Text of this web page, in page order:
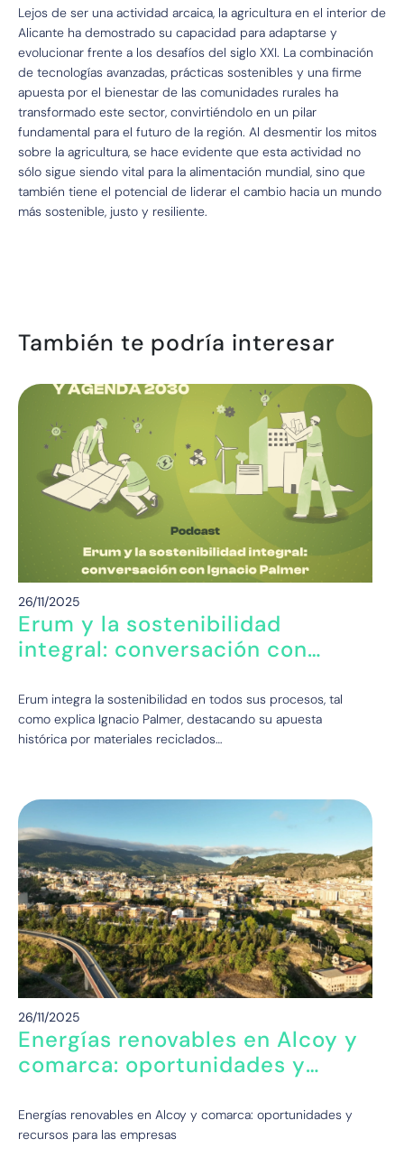
Lejos de ser una actividad arcaica, la agricultura en el interior de
Alicante ha demostrado su capacidad para adaptarse y
evolucionar frente a los desafíos del siglo XXI. La combinación
de tecnologías avanzadas, prácticas sostenibles y una firme
apuesta por el bienestar de las comunidades rurales ha
transformado este sector, convirtiéndolo en un pilar
fundamental para el futuro de la región. Al desmentir los mitos
sobre la agricultura, se hace evidente que esta actividad no
sólo sigue siendo vital para la alimentación mundial, sino que
también tiene el potencial de liderar el cambio hacia un mundo
más sostenible, justo y resiliente.
También te podría interesar
26/11/2025
Erum y la sostenibilidad
integral: conversación con
Erum integra la sostenibilidad en todos sus procesos, tal
como explica Ignacio Palmer, destacando su apuesta
histórica por materiales reciclados…
26/11/2025
Energías renovables en Alcoy y
comarca: oportunidades y
Energías renovables en Alcoy y comarca: oportunidades y
recursos para las empresas